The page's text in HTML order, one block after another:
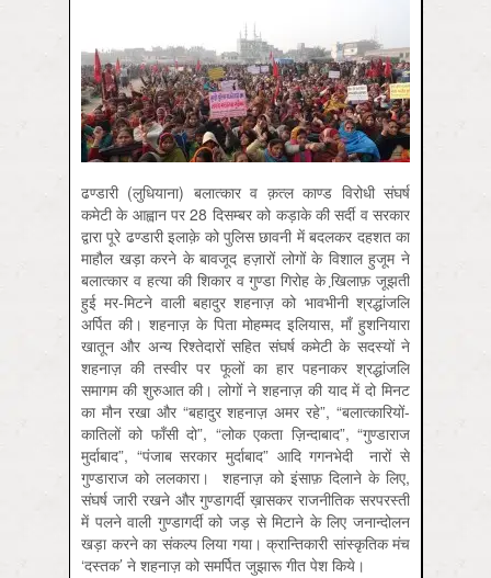
ढण्डारी (लुधियाना) बलात्कार व क़त्ल काण्ड विरोधी संघर्ष
कमेटी के आह्वान पर 28 दिसम्बर को कड़ाके की सर्दी व सरकार
द्वारा पूरे ढण्डारी इलाक़े को पुलिस छावनी में बदलकर दहशत का
माहौल खड़ा करने के बावजूद हज़ारों लोगों के विशाल हुजूम ने
बलात्कार व हत्या की शिकार व गुण्डा गिरोह के खि़लाफ़ जूझती
हुई मर-मिटने वाली बहादुर शहनाज़ को भावभीनी श्रद्धांजलि
अर्पित की। शहनाज़ के पिता मोहम्मद इलियास, माँ हुशनियारा
खातून और अन्य रिश्तेदारों सहित संघर्ष कमेटी के सदस्यों ने
शहनाज़ की तस्वीर पर फूलों का हार पहनाकर श्रद्धांजलि
समागम की शुरुआत की। लोगों ने शहनाज़ की याद में दो मिनट
का मौन रखा और “बहादुर शहनाज़ अमर रहे”, “बलात्कारियों-
कातिलों को फाँसी दो”, “लोक एकता ज़िन्दाबाद”, “गुण्डाराज
मुर्दाबाद”, “पंजाब सरकार मुर्दाबाद” आदि गगनभेदी नारों से
गुण्डाराज को ललकारा। शहनाज़ को इंसाफ़ दिलाने के लिए,
संघर्ष जारी रखने और गुण्डागर्दी ख़ासकर राजनीतिक सरपरस्ती
में पलने वाली गुण्डागर्दी को जड़ से मिटाने के लिए जनान्दोलन
खड़ा करने का संकल्प लिया गया। क्रान्तिकारी सांस्कृतिक मंच
‘दस्तक’ ने शहनाज़ को समर्पित जुझारू गीत पेश किये।